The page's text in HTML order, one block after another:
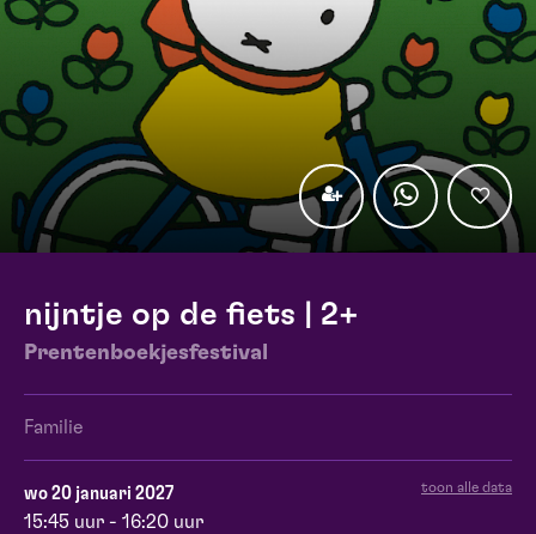
nijntje op de fiets | 2+
Prentenboekjesfestival
Familie
wo 20 januari 2027 toon alle data
15:45 uur - 16:20 uur